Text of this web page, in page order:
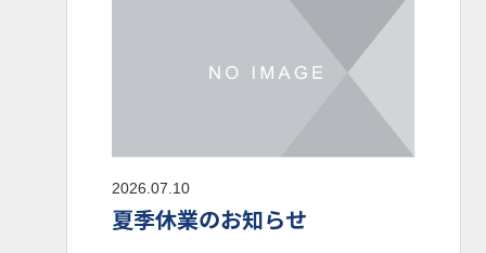
2026.07.10
夏季休業のお知らせ